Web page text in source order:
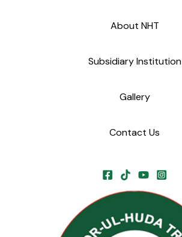
About NHT
Subsidiary Institution
Gallery
Contact Us